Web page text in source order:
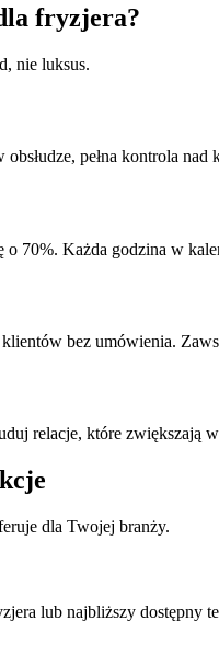
fryzjera?
nie luksus.
pełna kontrola nad
70%. Każda godzina w
bez umówienia.
relacje, które zwiększają
dla Twojej branży.
lub najbliższy dostępny